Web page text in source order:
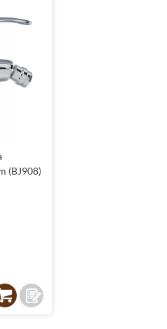
wykonanie - dzięki temu są to
- elegancja na lata
elementów kolekcji
ale również gwarantuje
znacząco ułatwia codzienną
cenią sobie estetykę i chcą, aby ich
być pewien, że produkty te
jest niezwykle komfortowe.
to idealny wybór dla osób, które
oszczędność wody, co
(BJ908)